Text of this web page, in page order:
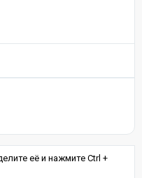
её и нажмите Ctrl +